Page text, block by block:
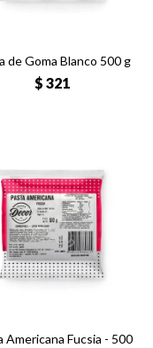
de Goma Blanco 500 g
$ 321
Americana Fucsia - 500